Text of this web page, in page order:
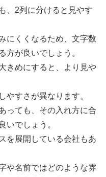
、2列に分けると見やす
にくくなるため、文字数
方が良いでしょう。
きめにすると、より見や
やすさが異なります。
っても、その入れ方に合
いでしょう。
を展開している会社もあ
や名前ではどのような雰